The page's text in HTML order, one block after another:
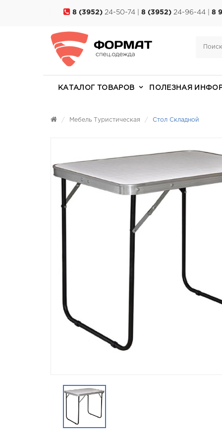
8 (3952) 24-50-74 | 8 (3952) 24-96-44 | 8
КАТАЛОГ ТОВАРОВ ПОЛЕЗНАЯ
Мебель Туристическая Стол Складной